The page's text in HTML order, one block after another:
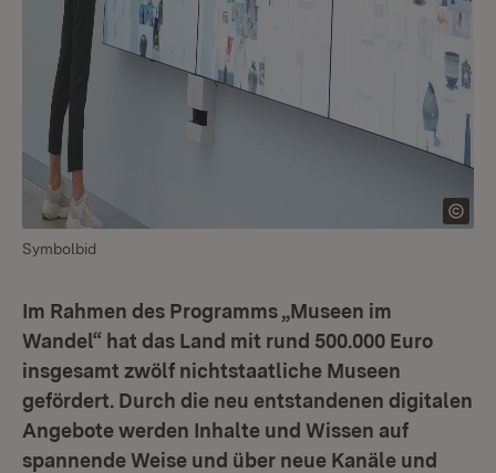
Symbolbid
Im Rahmen des Programms „Museen im
Wandel“ hat das Land mit rund 500.000 Euro
insgesamt zwölf nichtstaatliche Museen
gefördert. Durch die neu entstandenen digitalen
Angebote werden Inhalte und Wissen auf
spannende Weise und über neue Kanäle und